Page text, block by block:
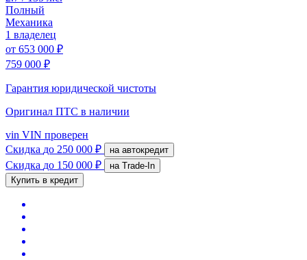
Полный
Механика
1 владелец
от 653 000 ₽
759 000 ₽
Гарантия юридической чистоты
Оригинал ПТС в наличии
vin VIN проверен
Скидка до 250 000 ₽ на автокредит
Скидка до 150 000 ₽
на Trade-In
Купить в кредит